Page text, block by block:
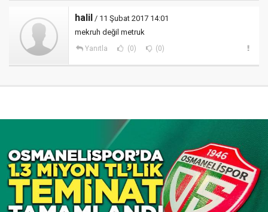
halil / 11 Şubat 2017 14:01
mekruh değil metruk
Yanıtla (0) (0)